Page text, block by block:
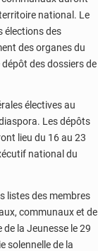
national. Le
élections des
des organes du
des dossiers de
électives au
Les dépôts
lieu du 16 au 23
national du
listes des membres
communaux et de
la Jeunesse le 29
solennelle de la